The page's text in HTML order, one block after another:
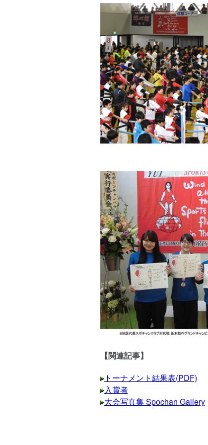
【関連記事】
トーナメント結果表(PDF)
入賞者
大会写真集 Spochan Gallery